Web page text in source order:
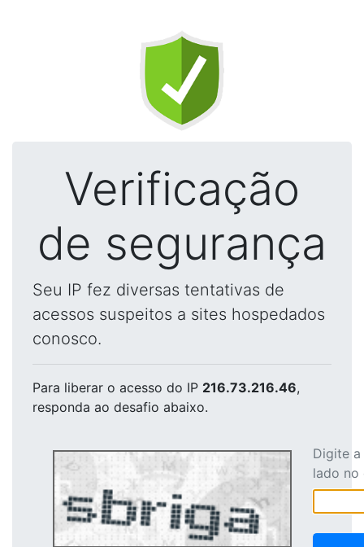
Verificação
de segurança
Seu IP fez diversas tentativas de
acessos suspeitos a sites hospedados
conosco.
Para liberar o acesso do IP 216.73.216.46,
responda ao desafio abaixo.
Digite
lado no